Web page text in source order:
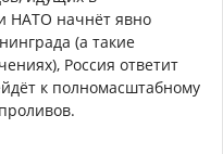
НАТО начнёт явно
(а такие
Россия ответит
к полномасштабному